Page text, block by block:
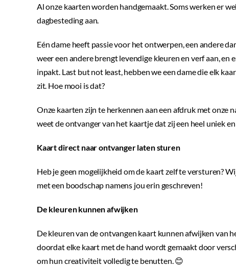
Al onze kaarten worden handgemaakt. Soms werken er
dagbesteding aan.
Eén dame heeft passie voor het ontwerpen, een andere
weer een andere brengt levendige kleuren en verf aan, en
inpakt. Last but not least, hebben we een dame die elk
zit. Hoe mooi is dat?
Onze kaarten zijn te herkennen aan een afdruk met onze
weet de ontvanger van het kaartje dat zij een heel uniek
Kaart direct naar ontvanger laten sturen
Heb je geen mogelijkheid om de kaart zelf te versturen?
met een boodschap namens jou erin geschreven!
De kleuren kunnen afwijken
De kleuren van de ontvangen kaart kunnen afwijken van
doordat elke kaart met de hand wordt gemaakt door
om hun creativiteit volledig te benutten. 😊